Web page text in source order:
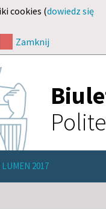
cookies (dowiedz się
Zamknij
LUMEN 2017